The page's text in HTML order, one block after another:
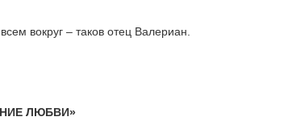
вокруг – таков отец Валериан.
ЛЮБВИ»